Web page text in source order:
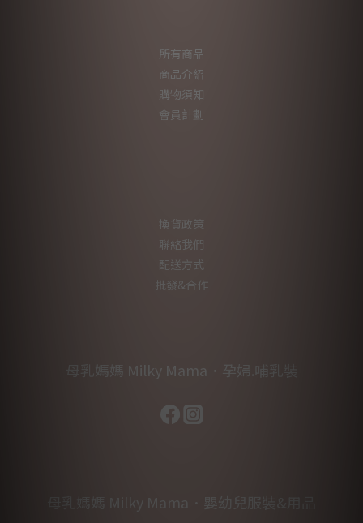
所有商品
商品介紹
購物須知
會員計劃
換貨政策
聯絡我們
配送方式
批發&合作
母乳媽媽 Milky Mama．孕婦.哺乳裝
母乳媽媽 Milky Mama．嬰幼兒服裝&用品